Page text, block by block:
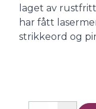
laget av
har fått
strikkeord og